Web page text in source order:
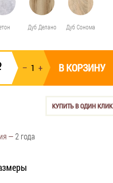
Дуб Делано Дуб Сонома
В КОРЗИНУ
КУПИТЬ В ОДИН КЛИК
— 2 года